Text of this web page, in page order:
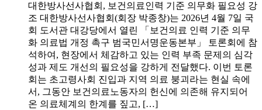
대한방사선사협회, 보건의료인력 기준 의무화 필요성 강
조 대한방사선사협회(회장 박종창)는 2026년 4월 7일 국
회 도서관 대강당에서 열린 「보건의료 인력 기준 의무
화 의료법 개정 촉구 범국민서명운동본부」 토론회에 참
석하여, 현장에서 체감하고 있는 인력 부족 문제의 심각
성과 제도 개선의 필요성을 강하게 전달했다. 이번 토론
회는 초고령사회 진입과 지역 의료 붕괴라는 현실 속에
서, 그동안 보건의료노동자의 헌신에 의존해 유지되어
온 의료체계의 한계를 짚고, […]